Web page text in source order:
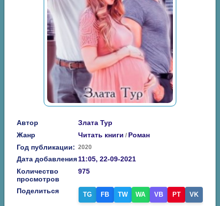
Автор
Злата Тур
Жанр
Читать книги / Роман
Год публикации: 2020
Дата добавления11:05, 22-09-2021
Количество
просмотров
975
Поделиться TG FB TW WA VB PT VK